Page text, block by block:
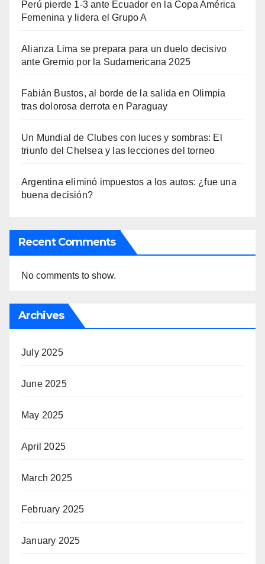
Perú pierde 1-3 ante Ecuador en la Copa América
Femenina y lidera el Grupo A
Alianza Lima se prepara para un duelo decisivo
ante Gremio por la Sudamericana 2025
Fabián Bustos, al borde de la salida en Olimpia
tras dolorosa derrota en Paraguay
Un Mundial de Clubes con luces y sombras: El
triunfo del Chelsea y las lecciones del torneo
Argentina eliminó impuestos a los autos: ¿fue una
buena decisión?
Recent Comments
No comments to show.
Archives
July 2025
June 2025
May 2025
April 2025
March 2025
February 2025
January 2025